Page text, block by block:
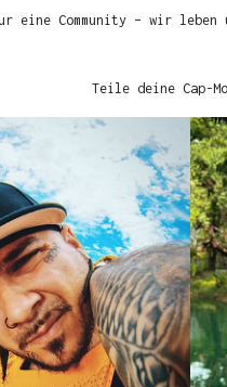
eine Community – wir
Teile deine Cap-